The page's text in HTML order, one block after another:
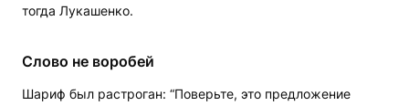
тогда Лукашенко.
Слово не воробей
Шариф был растроган: “Поверьте, это предложение